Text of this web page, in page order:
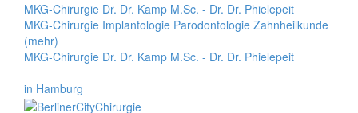
MKG-Chirurgie Dr. Dr. Kamp M.Sc. - Dr. Dr. Phielepeit
MKG-Chirurgie Implantologie Parodontologie Zahnheilkunde
(mehr)
MKG-Chirurgie Dr. Dr. Kamp M.Sc. - Dr. Dr. Phielepeit
in Hamburg